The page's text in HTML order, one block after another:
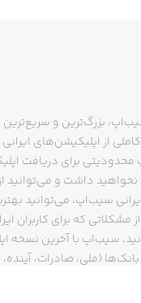
بزرگ‌ترین و
از اپلیکیشن‌های
برای دریافت
داشت و می‌توانید
سیب‌اپ، می‌توانید
سیب‌اپ با آخرین نسخه
(ملی، صادرات،